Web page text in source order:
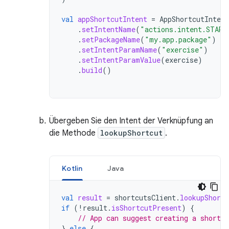
val appShortcutIntent = AppShortcutIntent
. setIntentName(
. setPackageName( "my.app.package" )
. setIntentParamName( "exercise" )
. setIntentParamValue(exercise)
.build()
Übergeben Sie den Intent der Verknüpfung an
die Methode lookupShortcut .
Kotlin Java
val result = shortcutsClient.
if ( ! result. isShortcutPresent)
{
// App can suggest creating a